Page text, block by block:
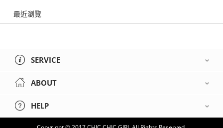
最近瀏覽
SERVICE
ABOUT
HELP